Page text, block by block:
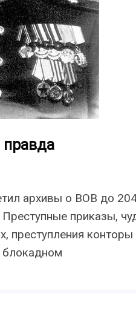
правда
архивы о ВОВ до
Преступные приказы,
преступления